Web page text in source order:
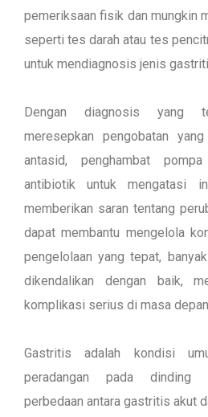
pemeriksaan fisik dan mungkin
seperti tes darah atau tes
untuk mendiagnosis jenis
Dengan diagnosis yang
meresepkan pengobatan
antasid, penghambat
antibiotik untuk mengatasi
memberikan saran tentang
dapat membantu mengelola
pengelolaan yang tepat,
dikendalikan dengan baik,
komplikasi serius di masa
Gastritis adalah kondisi
peradangan pada dinding
perbedaan antara gastritis akut